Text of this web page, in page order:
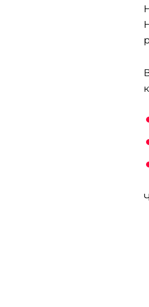
Корпоративные
Ведение маркетплейсов